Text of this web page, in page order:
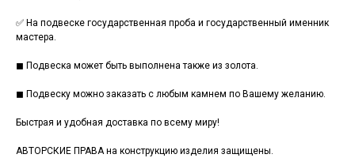
✅ На подвеске государственная проба и государственный именник
мастера.
◼ Подвеска может быть выполнена также из золота.
◼ Подвеску можно заказать с любым камнем по Вашему желанию.
Быстрая и удобная доставка по всему миру!
АВТОРСКИЕ ПРАВА на конструкцию изделия защищены.